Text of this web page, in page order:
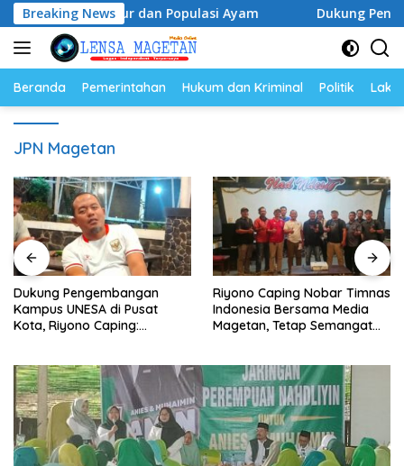
Langsung
ke
konten
Breaking News
Telur dan Populasi Ayam Dukung
Beranda Pemerintahan Hukum dan Kriminal Politik
JPN Magetan
Dukung Pengembangan
Kampus UNESA di Pusat
Kota, Riyono Caping:
Riyono Caping Nobar Timnas
Indonesia Bersama Media
Magetan, Tetap Semangat